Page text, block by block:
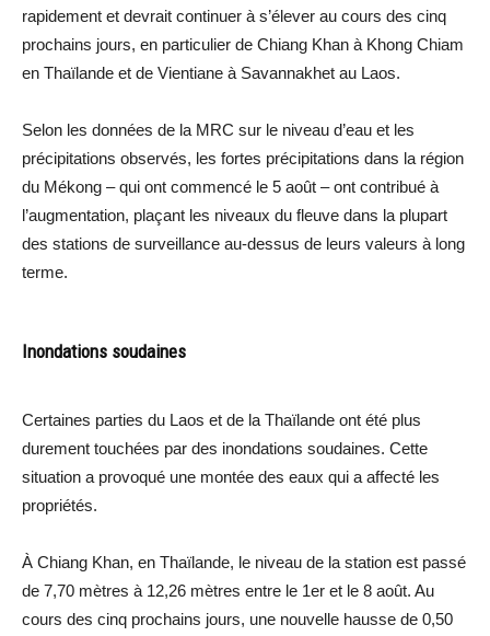
rapidement et devrait continuer à s’élever au cours des cinq
prochains jours, en particulier de Chiang Khan à Khong Chiam
en Thaïlande et de Vientiane à Savannakhet au Laos.
Selon les données de la MRC sur le niveau d’eau et les
précipitations observés, les fortes précipitations dans la région
du Mékong – qui ont commencé le 5 août – ont contribué à
l’augmentation, plaçant les niveaux du fleuve dans la plupart
des stations de surveillance au-dessus de leurs valeurs à long
terme.
Inondations soudaines
Certaines parties du Laos et de la Thaïlande ont été plus
durement touchées par des inondations soudaines. Cette
situation a provoqué une montée des eaux qui a affecté les
propriétés.
À Chiang Khan, en Thaïlande, le niveau de la station est passé
de 7,70 mètres à 12,26 mètres entre le 1er et le 8 août. Au
cours des cinq prochains jours, une nouvelle hausse de 0,50